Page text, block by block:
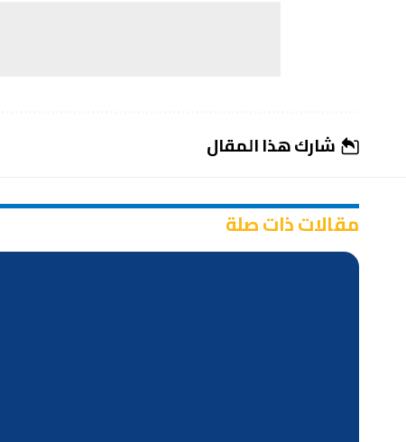
شارك هذا المقال
مقالات ذات صلة